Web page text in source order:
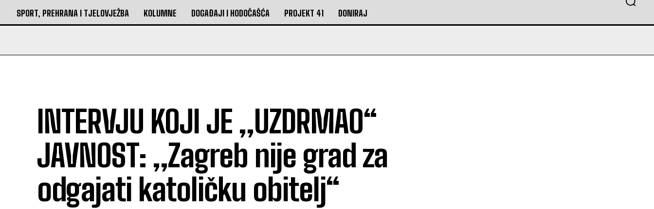
SPORT, PREHRANA I TJELOVJEŽBA KOLUMNE DOGAĐAJI I HODOČAŠĆA PROJEKT 41 DONIRAJ
INTERVJU KOJI JE „UZDRMAO“
JAVNOST: „Zagreb nije grad za
odgajati katoličku obitelj“